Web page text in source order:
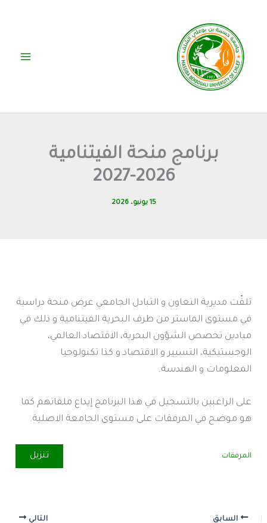
المحتوى
برنامج منحة الفيتنامية
2026-2027
15 يونيو، 2026
تلقّت مديرية التعاون و التبادل الجامعي عرض منحة دراسية
في مستوى الماستر من طرف البحرية الفيتنامية و ذلك في
ميادين تخصص الشؤون البحرية، الاقتصاد العالمي،
الوجستيكية، التسيير و الاقتصاد و كذا تكنولوجيا
المعلومات و الهندسة.
على الراغبين بالتسجيل في هذا البرنامج إيداع ملفاتهم كما
هو موضح في المرفقات على مستوى الجامعة الاصلية.
المرفقات تنزيل
السابق التالي